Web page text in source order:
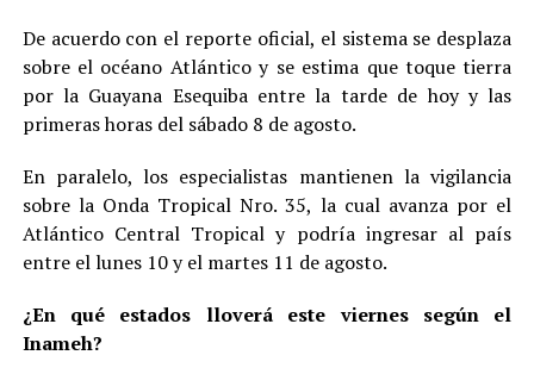
De acuerdo con el reporte oficial, el sistema se desplaza
sobre el océano Atlántico y se estima que toque tierra
por la Guayana Esequiba entre la tarde de hoy y las
primeras horas del sábado 8 de agosto.
En paralelo, los especialistas mantienen la vigilancia
sobre la Onda Tropical Nro. 35, la cual avanza por el
Atlántico Central Tropical y podría ingresar al país
entre el lunes 10 y el martes 11 de agosto.
¿En qué estados lloverá este viernes según el
Inameh?